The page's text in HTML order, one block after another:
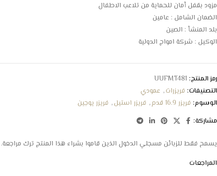
مزود بقفل أمان للحماية من تلاعب الاطفال
الضمان الشامل : عامين
بلد المنشأ : الصين
الوكيل : شركة امواج الدولية
رمز المنتج: UUFMT481
التصنيفات: فريزرات, عمودي
الوسوم: فريزر 16.9 قدم , فريزر استيل, فريزر يوجين
مشاركة:
المراجعات
يسمح فقط للزبائن مسجلي الدخول الذين قاموا بشراء هذا المنتج ترك مراجعة.